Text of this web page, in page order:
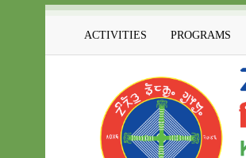
ACTIVITIES PROGRAMS